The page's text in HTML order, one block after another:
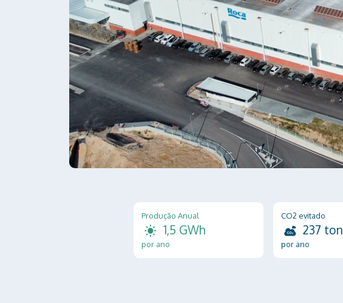
Produção Anual
1,5 GWh
por ano
CO2 evitado
237 ton
por ano